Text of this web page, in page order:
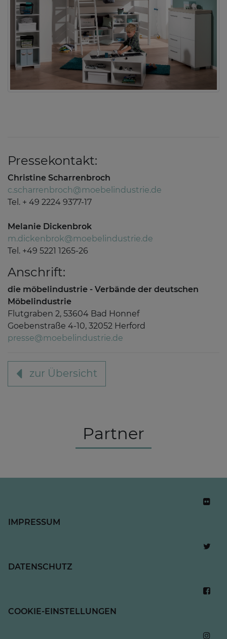
Pressekontakt:
Christine Scharrenbroch
c.scharrenbroch@moebelindustrie.de
Tel. + 49 2224 9377-17
Melanie Dickenbrok
m.dickenbrok@moebelindustrie.de
Tel. +49 5221 1265-26
Anschrift:
die möbelindustrie - Verbände der deutschen
Möbelindustrie
Flutgraben 2, 53604 Bad Honnef
Goebenstraße 4-10, 32052 Herford
presse@moebelindustrie.de
zur Übersicht
Partner
IMPRESSUM
DATENSCHUTZ
COOKIE-EINSTELLUNGEN